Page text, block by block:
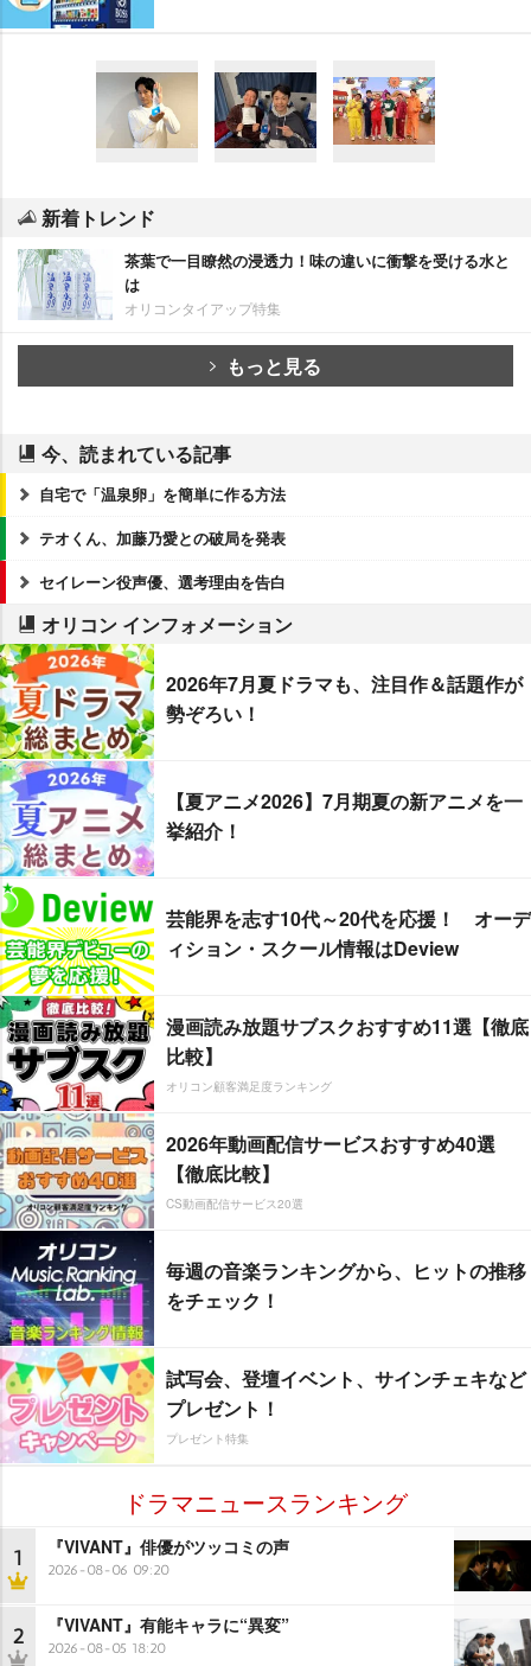
新着トレンド
茶葉で一目瞭然の浸透力！味の違いに衝撃を受ける水と
は
オリコンタイアップ特集
もっと見る
今、読まれている記事
自宅で「温泉卵」を簡単に作る方法
テオくん、加藤乃愛との破局を発表
セイレーン役声優、選考理由を告白
オリコン インフォメーション
2026年7月夏ドラマも、注目作＆話題作が
勢ぞろい！
【夏アニメ2026】7月期夏の新アニメを一
挙紹介！
芸能界を志す10代～20代を応援！ オーデ
ィション・スクール情報はDeview
漫画読み放題サブスクおすすめ11選【徹底
比較】
オリコン顧客満足度ランキング
2026年動画配信サービスおすすめ40選
【徹底比較】
CS動画配信サービス20選
毎週の音楽ランキングから、ヒットの推移
をチェック！
試写会、登壇イベント、サインチェキなど
プレゼント！
プレゼント特集
ドラマニュースランキング
1 『VIVANT』俳優がツッコミの声
2026-08-06 09:20
2 『VIVANT』有能キャラに“異変”
2026-08-05 18:20